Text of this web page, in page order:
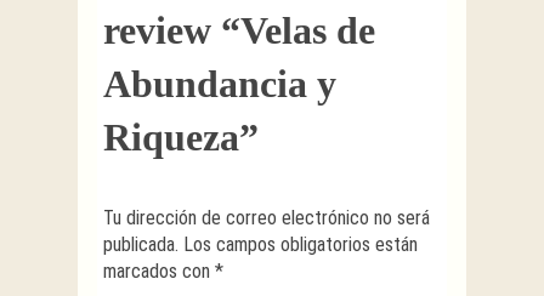
review “Velas de
Abundancia y
Riqueza”
Tu dirección de correo electrónico no será
publicada. Los campos obligatorios están
marcados con *